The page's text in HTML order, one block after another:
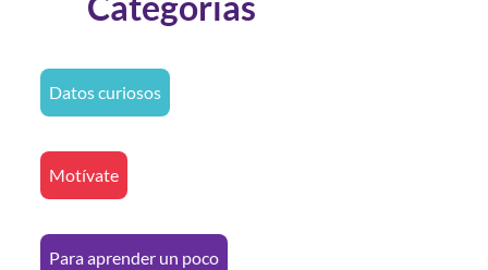
Datos curiosos
Motívate
Para aprender un poco